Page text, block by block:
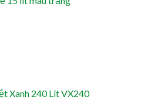
Xanh 240 Lít VX240